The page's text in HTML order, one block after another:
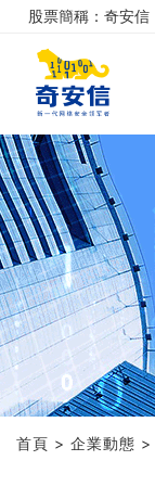
股票簡稱：奇安信
首頁 > 企業動態 >